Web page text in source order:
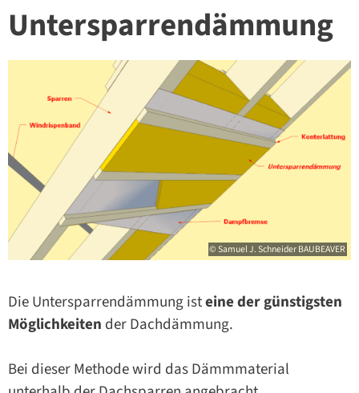
Untersparrendämmung
© Samuel J. Schneider BAUBEAVER
Die Untersparrendämmung isteine der günstigsten
Möglichkeiten der Dachdämmung.
Bei dieser Methode wird das Dämmmaterial